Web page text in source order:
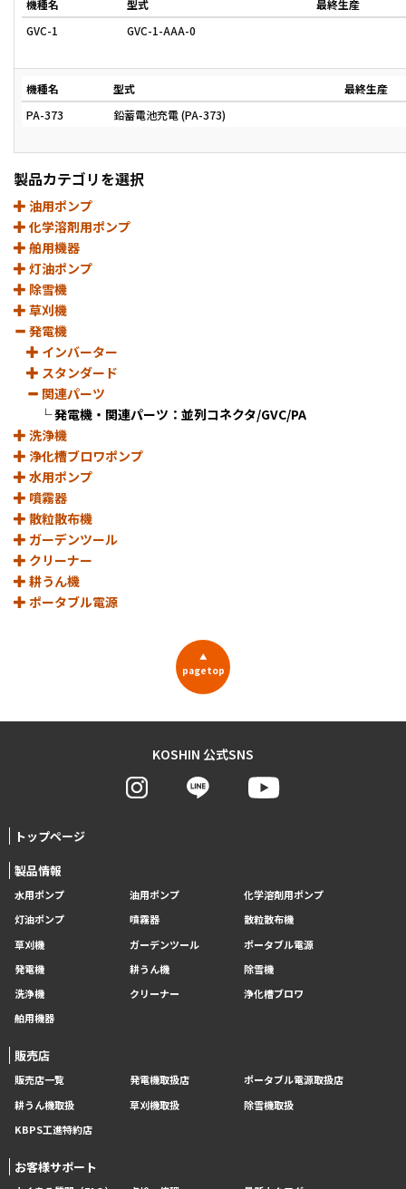
機種名 型式
最終生産
GVC-1
GVC-1-AAA-0
機種名 型式
最終生産
PA-373
鉛蓄電池充電 (PA-373)
製品カテゴリを選択
油用ポンプ
化学溶剤用ポンプ
舶用機器
灯油ポンプ
除雪機
草刈機
発電機
インバーター
スタンダード
関連パーツ
└発電機・関連パーツ：並列コネクタ/GVC/PA
洗浄機
浄化槽ブロワポンプ
水用ポンプ
噴霧器
散粒散布機
ガーデンツール
クリーナー
耕うん機
ポータブル電源
▲
pagetop
KOSHIN 公式SNS
トップページ
製品情報
水用ポンプ 油用ポンプ
化学溶剤用ポンプ
灯油ポンプ
噴霧器
散粒散布機
草刈機
ガーデンツール
ポータブル電源
発電機
耕うん機
除雪機
洗浄機
クリーナー
浄化槽ブロワ
舶用機器
販売店
販売店一覧 発電機取扱店
ポータブル電源取扱店
耕うん機取扱
草刈機取扱
除雪機取扱
KBPS工進特約店
お客様サポート